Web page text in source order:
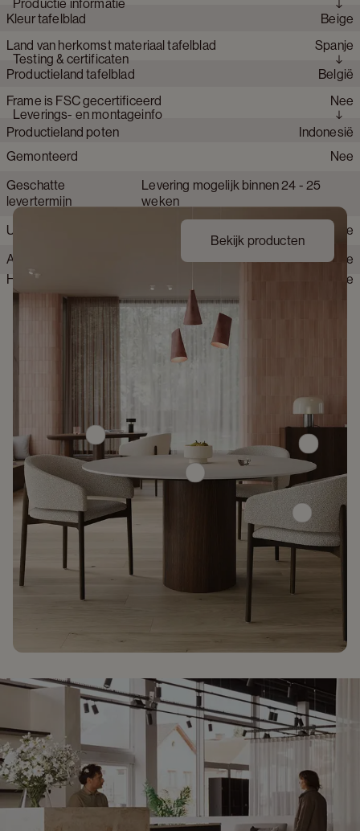
Merk
JUNTOO
Aantal personen
5 tot 6 personen
Collectie product
Amato Rondo
Kleur tafelblad
Beige
Materiaal onderstel tafel
Hout
Materiaal tafelblad
Volkeramiek
Afwerking onderstel
Fineer
Detailkleur tafelblad
Rapolano
Kleur steunplaat ( MDF)
Naturel
Afwerking keramisch blad
Krasbestendig tafelblad
Zeer krasbestendig
Behandeld hout
Hittebestendig
Nee
Productie informatie
Land van herkomst materiaal tafelblad
Spanje
Productieland tafelblad
België
Productie techniek poten
,
Productieland poten
Indonesië
Testing & certificaten
Frame is FSC gecertificeerd
Nee
Leverings- en montageinfo
Gemonteerd
Nee
Geschatte
levertermijn
Levering mogelijk binnen 24 - 25
weken
Uit voorraad leverbaar
Nee
Alle montage gereedschap inbegrepen
Nee
Bekijk producten